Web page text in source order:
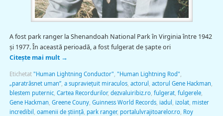
A fost park ranger la Shenandoah National Park în Virginia între 1942
şi 1977. În această perioadă, a fost fulgerat de şapte ori
Citește mai mult →
Etichetat "Human Lightning Conductor" "Human Lightning Rod"
„paratrăsnet uman”, a supravieţuit miraculos, actorul actorul Gene Hackman
blestem puternic, Cartea Recordurilor, dezvaluiribiz.ro, fulgerat, fulgerele,
Gene Hackman Greene Couny, Guinness World Records, iadul izolat, mister
incredibil
oamenii de ştiinţă, park ranger, portalulvrajitoarelor.ro, Roy